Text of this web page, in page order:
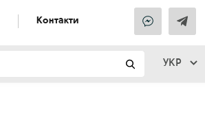
Контакти
УКР